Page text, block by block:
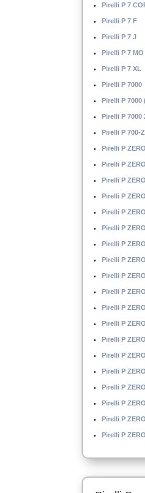
Pirelli P 7
Pirelli P 7 F
Pirelli P 7 J
Pirelli P 7 MO
Pirelli P 7 XL
Pirelli P 7000
Pirelli P 7000
Pirelli P 7000
Pirelli P 700-Z
Pirelli P ZERO
Pirelli P
Pirelli P
Pirelli P
Pirelli P
Pirelli P
Pirelli P
Pirelli P
Pirelli P
Pirelli P
Pirelli P
Pirelli P
Pirelli P
Pirelli P
Pirelli P
Pirelli P
Pirelli P
Pirelli P
Pirelli P